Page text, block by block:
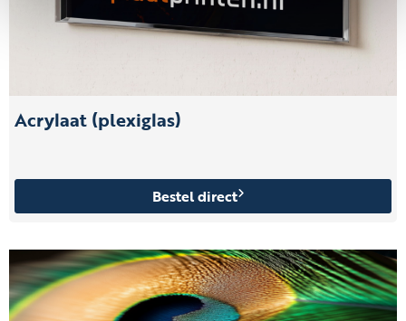
Acrylaat (plexiglas)
Bestel direct